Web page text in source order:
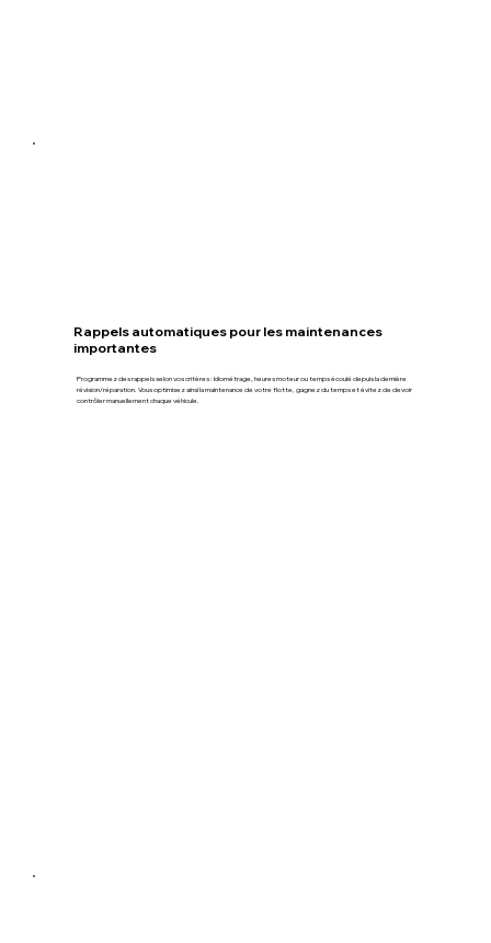
Rappels automatiques pour les maintenances
importantes
Programmez des rappels selon vos critères : kilométrage, heures moteur ou temps écoulé depuis la dernière
révision/réparation. Vous optimisez ainsi la maintenance de votre flotte, gagnez du temps et évitez de devoir
contrôler manuellement chaque véhicule.